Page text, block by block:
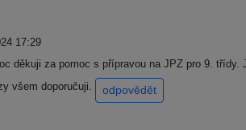
17:29
děkuji za pomoc s přípravou na JPZ pro 9.
všem doporučuji.
odpovědět